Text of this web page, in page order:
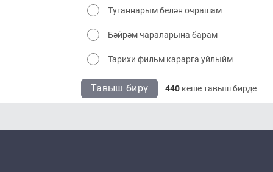
Туганнарым белән очрашам
Бәйрәм чараларына барам
Тарихи фильм карарга уйлыйм
Тавыш бирү 440 кеше тавыш бирде